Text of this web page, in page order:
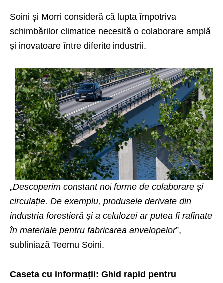
Soini și Morri consideră că lupta împotriva
schimbărilor climatice necesită o colaborare amplă
și inovatoare între diferite industrii.
„Descoperim constant noi forme de colaborare și
circulație. De exemplu, produsele derivate din
industria forestieră și a celulozei ar putea fi rafinate
în materiale pentru fabricarea anvelopelor”,
subliniază Teemu Soini.
Caseta cu informații: Ghid rapid pentru